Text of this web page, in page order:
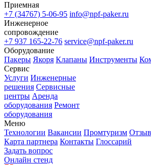
Приемная
+7 (34767) 5-06-95 info@npf-paker.ru
Инженерное
сопровождение
+7 937 165-22-76 service@npf-paker.ru
Оборудование
Пакеры Якоря Клапаны Инструменты
Сервис
Услуги Инженерные
решения Сервисные
центры Аренда
оборудования Ремонт
оборудования
Меню
Технологии Вакансии Промтуризм
Карта партнера Контакты Глоссарий
Задать вопрос
Онлайн стенд